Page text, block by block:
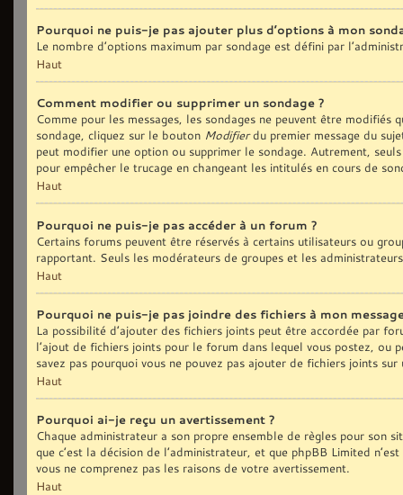
Pourquoi ne puis-je pas ajouter plus d’options à mon
Le nombre d’options maximum par sondage est défini par
Haut
Comment modifier ou supprimer un sondage ?
Comme pour les messages, les sondages ne peuvent être
sondage, cliquez sur le bouton Modifierdu premier message du
peut modifier une option ou supprimer le sondage. Autrement,
pour empêcher le trucage en changeant les intitulés en cours de
Haut
Pourquoi ne puis-je pas accéder à un forum ?
Certains forums peuvent être réservés à certains utilisateurs ou
rapportant. Seuls les modérateurs de groupes et les
Haut
Pourquoi ne puis-je pas joindre des fichiers à mon
La possibilité d’ajouter des fichiers joints peut être accordée par
l’ajout de fichiers joints pour le forum dans lequel vous postez, ou
savez pas pourquoi vous ne pouvez pas ajouter de fichiers joints
Haut
Pourquoi ai-je reçu un avertissement ?
Chaque administrateur a son propre ensemble de règles pour son
que c’est la décision de l’administrateur, et que phpBB Limited
vous ne comprenez pas les raisons de votre avertissement.
Haut